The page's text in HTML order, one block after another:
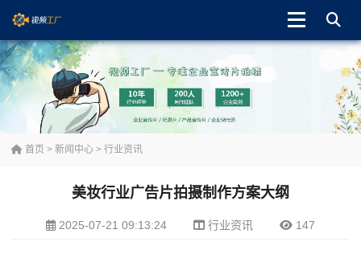
首页 > 新闻中心 > 行业资讯
美妆行业广告片拍摄制作方案大纲
2025-07-21 09:13:24 行业资讯 147